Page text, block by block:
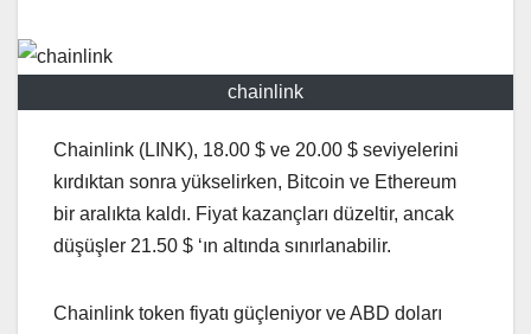
chainlink
Chainlink (LINK), 18.00 $ ve 20.00 $ seviyelerini
kırdıktan sonra yükselirken, Bitcoin ve Ethereum
bir aralıkta kaldı. Fiyat kazançları düzeltir, ancak
düşüşler 21.50 $ ‘ın altında sınırlanabilir.
Chainlink token fiyatı güçleniyor ve ABD doları